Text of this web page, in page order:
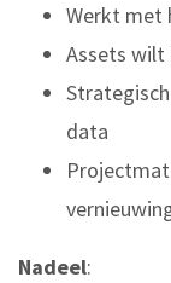
Werkt met
Assets wilt
data
Nadeel: